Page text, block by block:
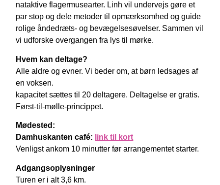
nataktive flagermusearter. Linh vil undervejs gøre et
par stop og dele metoder til opmærksomhed og guide
rolige åndedræts- og bevægelsesøvelser. Sammen vil
vi udforske overgangen fra lys til mørke.
Hvem kan deltage?
Alle aldre og evner. Vi beder om, at børn ledsages af
en voksen.
kapacitet sættes til 20 deltagere. Deltagelse er gratis.
Først-til-mølle-princippet.
Mødested:
Damhuskanten café: link til kort
Venligst ankom 10 minutter før arrangementet starter.
Adgangsoplysninger
Turen er i alt 3,6 km.